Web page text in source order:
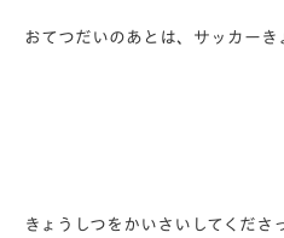
おてつだいのあとは、サッカーき
きょうしつをかいさいしてくださ